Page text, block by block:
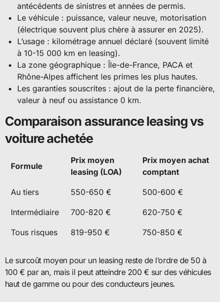
antécédents de sinistres et années de permis.
Le véhicule : puissance, valeur neuve, motorisation
(électrique souvent plus chère à assurer en 2025).
L’usage : kilométrage annuel déclaré (souvent limité
à 10-15 000 km en leasing).
La zone géographique : Île-de-France, PACA et
Rhône-Alpes affichent les primes les plus hautes.
Les garanties souscrites : ajout de la perte financière,
valeur à neuf ou assistance 0 km.
Comparaison assurance leasing vs
voiture achetée
Formule
Prix moyen
leasing (LOA)
Prix moyen achat
comptant
Au tiers 550-650 € 500-600 €
Intermédiaire 700-820 € 620-750 €
Tous risques 819-950 € 750-850 €
Le surcoût moyen pour un leasing reste de l’ordre de 50 à
100 € par an, mais il peut atteindre 200 € sur des véhicules
haut de gamme ou pour des conducteurs jeunes.